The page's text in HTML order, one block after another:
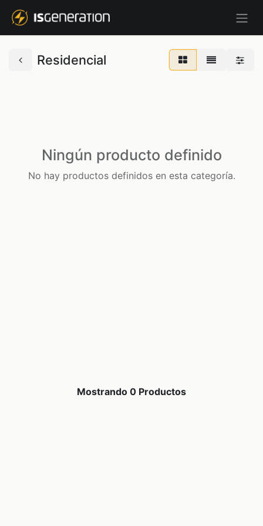
Residencial
Ningún producto definido
No hay productos definidos en esta categoría.
Mostrando 0 Productos